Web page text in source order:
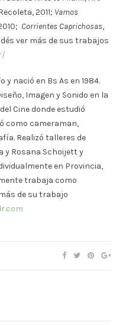
2011; Vamos
Corrientes Caprichosas,
ver más de sus trabajos
y nació en Bs As en 1984.
Imagen y Sonido en la
Cine donde estudió
como cameraman,
Realizó talleres de
Rosana Schoijett y
en Provincia,
trabaja como
de su trabajo